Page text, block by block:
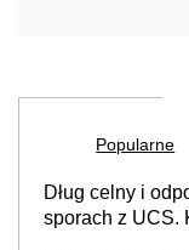
Popularne
Dług celny i
sporach z UCS.